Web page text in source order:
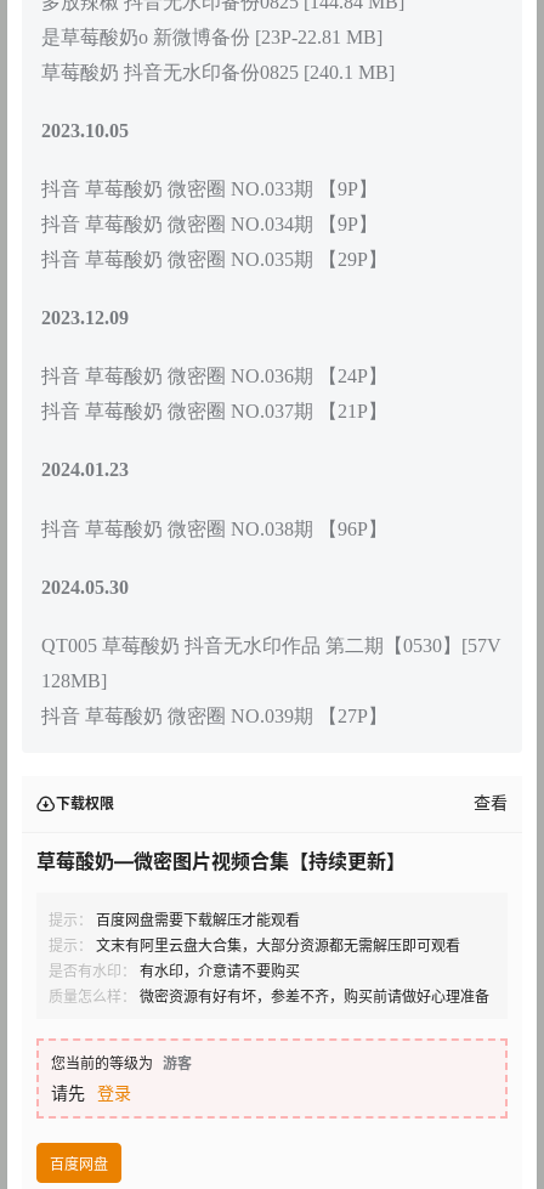
是草莓酸奶o 新微博备份 [23P-22.81 MB]
草莓酸奶 抖音无水印备份0825 [240.1 MB]
2023.10.05
抖音 草莓酸奶 微密圈 NO.033期 【9P】
抖音 草莓酸奶 微密圈 NO.034期 【9P】
抖音 草莓酸奶 微密圈 NO.035期 【29P】
2023.12.09
抖音 草莓酸奶 微密圈 NO.036期 【24P】
抖音 草莓酸奶 微密圈 NO.037期 【21P】
2024.01.23
抖音 草莓酸奶 微密圈 NO.038期 【96P】
2024.05.30
QT005 草莓酸奶 抖音无水印作品 第二期【0530】[57V
128MB]
抖音 草莓酸奶 微密圈 NO.039期 【27P】
下载权限 查看
草莓酸奶—微密图片视频合集【持续更新】
提示：
百度网盘需要下载解压才能观看
提示：
文末有阿里云盘大合集，大部分资源都无需解压即可观看
是否有水印：
有水印，介意请不要购买
质量怎么样：
微密资源有好有坏，参差不齐，购买前请做好心理准备
您当前的等级为 游客
请先 登录
百度网盘